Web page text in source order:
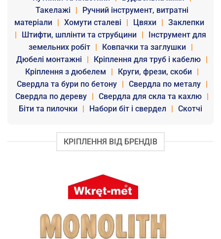
Такелажі
|
Ручний інструмент, витратні
матеріали
| Хомути сталеві | Цвяхи | Заклепки
|
Штифти, шплінти та струбцини |
Інструмент для
земельних робіт
| Ковпачки та заглушки
|
Дюбелі монтажні
| Кріплення для труб і кабелю |
Кріплення з дюбелем
| Круги, фрези, скоби |
Свердла та бури по бетону
| Свердла по металу
|
Свердла по дереву | Свердла для скла та кахлю |
Біти та пилочки | Набори біт і свердел | Скотчі
КРІПЛЕННЯ ВІД БРЕНДІВ